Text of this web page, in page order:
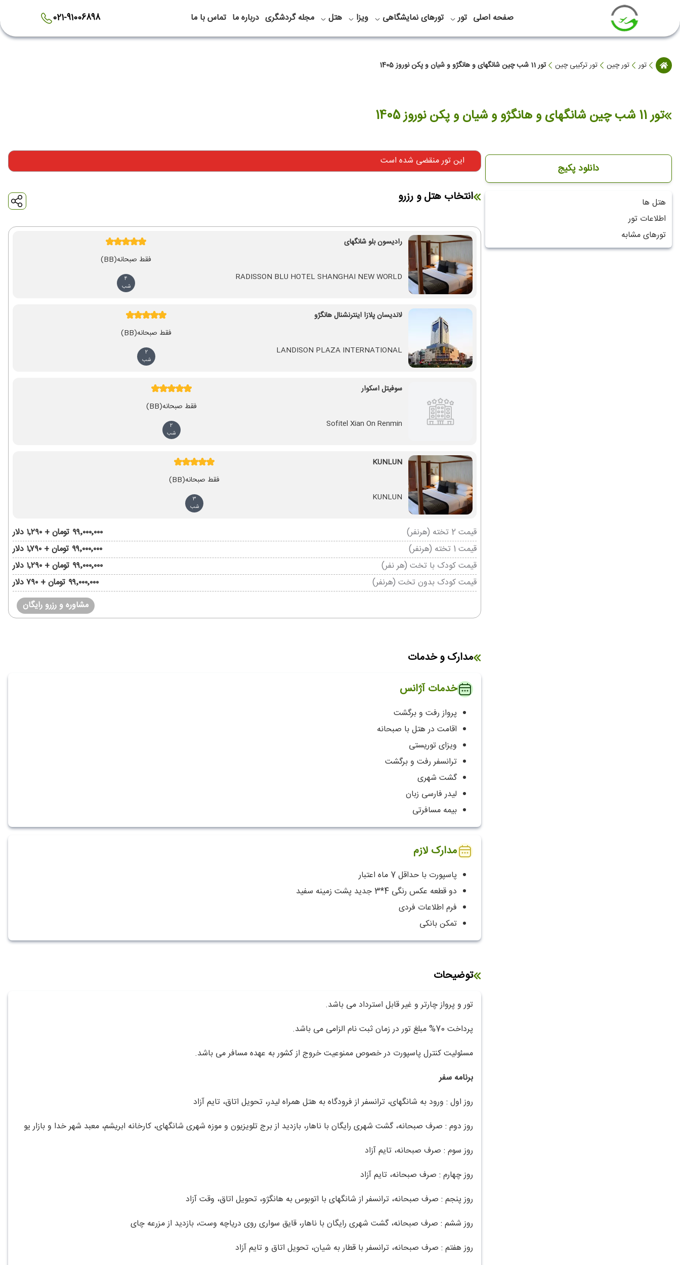
صفحه اصلی تور تورهای نمایشگاهی ویزا هتل مجله گردشگری درباره ما تماس با ما 021-91006898
تور تور چین تور ترکیبی چین تور 11 شب چین شانگهای و هانگژو و شیان و پکن نوروز 1405
تور 11 شب چین شانگهای و هانگژو و شیان و پکن نوروز 1405
دانلود پکیج
هتل ها
اطلاعات تور
تورهای مشابه
این تور منقضی شده است
انتخاب هتل و رزرو
رادیسون بلو شانگهای
RADISSON BLU HOTEL SHANGHAI NEW WORLD
فقط صبحانه(BB)
4
شب
لاندیسان پلازا اینترنشنال هانگژو
LANDISON PLAZA INTERNATIONAL
فقط صبحانه(BB)
2
شب
سوفیتل اسکوار
Sofitel Xian On Renmin
فقط صبحانه(BB)
2
شب
KUNLUN
KUNLUN
فقط صبحانه(BB)
3
شب
قیمت 2 تخته (هرنفر)
۹۹٬۰۰۰٬۰۰۰ تومان + ۱٬۲۹۰ دلار
قیمت 1 تخته (هرنفر)
۹۹٬۰۰۰٬۰۰۰ تومان + ۱٬۷۹۰ دلار
قیمت کودک با تخت (هر نفر)
۹۹٬۰۰۰٬۰۰۰ تومان + ۱٬۲۹۰ دلار
قیمت کودک بدون تخت (هرنفر)
۹۹٬۰۰۰٬۰۰۰ تومان + ۷۹۰ دلار
مشاوره و رزرو رایگان
مدارک و خدمات
خدمات آژانس
پرواز رفت و برگشت
اقامت در هتل با صبحانه
ویزای توریستی
ترانسفر رفت و برگشت
گشت شهری
لیدر فارسی زبان
بیمه مسافرتی
مدارک لازم
پاسپورت با حداقل 7 ماه اعتبار
دو قطعه عکس رنگی 4*3 جدید پشت زمینه سفید
فرم اطلاعات فردی
تمکن بانکی
توضیحات
تور و پرواز چارتر و غیر قابل استرداد می باشد.
پرداخت 70% مبلغ تور در زمان ثبت نام الزامی می باشد.
مسئولیت کنترل پاسپورت در خصوص ممنوعیت خروج از کشور به عهده مسافر می باشد.
برنامه سفر
روز اول : ورود به شانگهای، ترانسفر از فرودگاه به هتل همراه لیدر، تحویل اتاق، تایم آزاد
روز دوم : صرف صبحانه، گشت شهری رایگان با ناهار، بازدید از برج تلویزیون و موزه شهری شانگهای، کارخانه ابریشم، معبد شهر خدا و بازار یو
روز سوم : صرف صبحانه، تایم آزاد
روز چهارم : صرف صبحانه، تایم آزاد
روز پنجم : صرف صبحانه، ترانسفر از شانگهای با اتوبوس به هانگژو، تحویل اتاق، وقت آزاد
روز ششم : صرف صبحانه، گشت شهری رایگان با ناهار، قایق سواری روی دریاچه وست، بازدید از مزرعه چای
روز هفتم : صرف صبحانه، ترانسفر با قطار به شیان، تحویل اتاق و تایم آزاد